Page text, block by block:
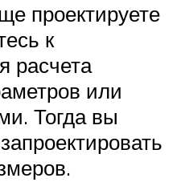
проектируете
к
расчета
или
Тогда вы